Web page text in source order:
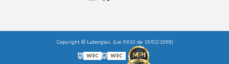
Copyright © Laborglas. (Lei 9610 de 19/02/1998)
W3C
W3C